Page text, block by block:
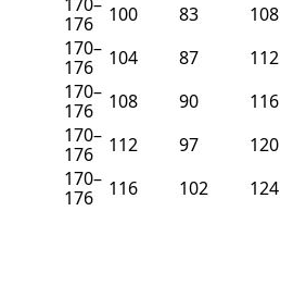
176
100 83
108
170–
176
104 87
112
170–
176
108 90
116
170–
176
112 97
120
170–
176
116 102
124